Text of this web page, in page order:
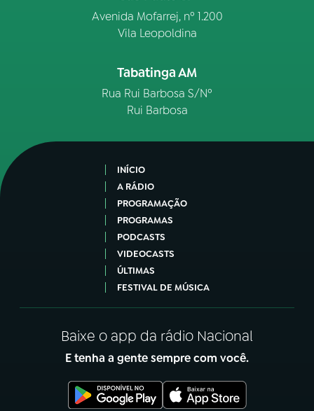
Avenida Mofarrej, nº 1.200
Vila Leopoldina
Tabatinga AM
Rua Rui Barbosa S/Nº
Rui Barbosa
INÍCIO
A RÁDIO
PROGRAMAÇÃO
PROGRAMAS
PODCASTS
VIDEOCASTS
ÚLTIMAS
FESTIVAL DE MÚSICA
Baixe o app da rádio Nacional
E tenha a gente sempre com você.